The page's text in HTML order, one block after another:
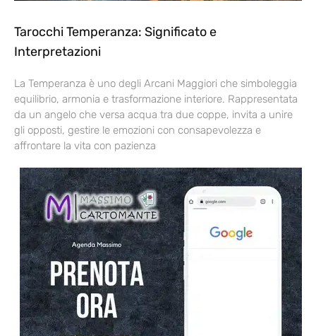
Tarocchi Temperanza: Significato e
Interpretazioni
La Temperanza è uno degli Arcani Maggiori che simboleggia
equilibrio, armonia e trasformazione interiore. Rappresentata
da un angelo che versa acqua tra due coppe, invita a unire
gli opposti, gestire le emozioni con consapevolezza e
affrontare la vita con pazienza